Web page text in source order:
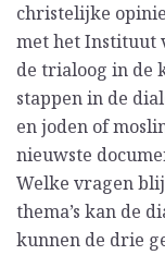
christelijke
met het Instituut
de trialoog in de
stappen in de
en joden of
nieuwste
Welke vragen
thema’s kan de
kunnen de drie